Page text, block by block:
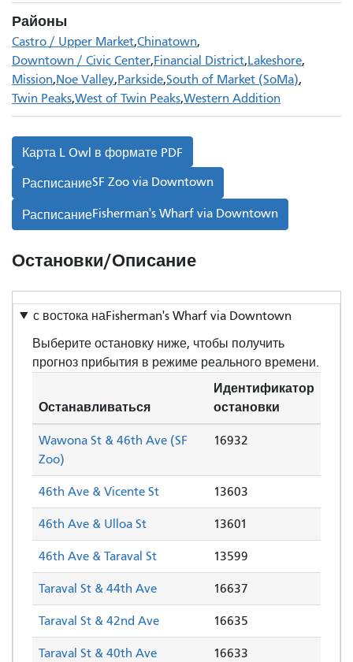
Районы
Castro / Upper Market Chinatown
Downtown / Civic Center Financial District Lakeshore
Mission Noe Valley Parkside South of Market (SoMa)
Twin Peaks West of Twin Peaks Western Addition
Карта L Owl в формате PDF
РасписаниеSF Zoo via Downtown
РасписаниеFisherman's Wharf via Downtown
Остановки/Описание
с востока наFisherman's Wharf via Downtown
Выберите остановку ниже, чтобы получить
прогноз прибытия в режиме реального времени.
Останавливаться
Идентификатор
остановки
Wawona St & 46th Ave (SF
Zoo)
16932
46th Ave & Vicente St 13603
46th Ave & Ulloa St 13601
46th Ave & Taraval St 13599
Taraval St & 44th Ave 16637
Taraval St & 42nd Ave 16635
Taraval St & 40th Ave 16633